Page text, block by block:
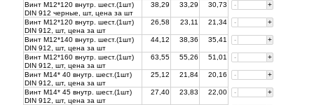
Винт М12*120 внутр. шест.(1шт)
DIN 912 черные, шт, цена за шт
38,29 33,29 30,73 - +
Винт М12*120 внутр. шест.(1шт)
DIN 912, шт, цена за шт
26,58 23,11 21,34 - +
Винт М12*140 внутр. шест.(1шт)
DIN 912, шт, цена за шт
44,12 38,36 35,41 - +
Винт М12*160 внутр. шест.(1шт)
DIN 912, шт, цена за шт
63,55 55,26 51,01 - +
Винт М14* 40 внутр. шест.(1шт)
DIN 912, шт, цена за шт
25,12 21,84 20,16 - +
Винт М14* 45 внутр. шест.(1шт)
DIN 912, шт, цена за шт
27,40 23,83 22,00 - +